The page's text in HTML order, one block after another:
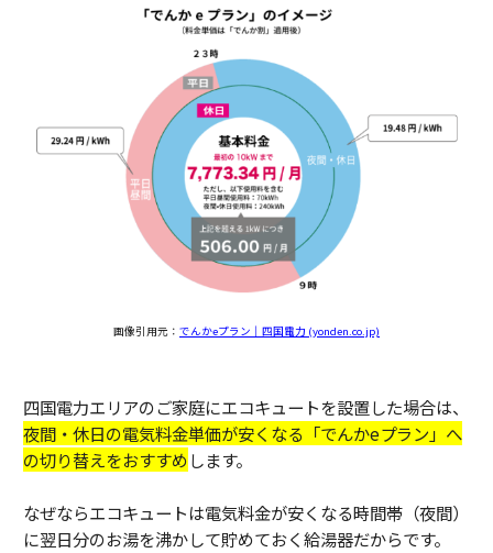
画像引用元： でんかeプラン｜四国電力 (yonden.co.jp)
四国電力エリアのご家庭にエコキュートを設置した場合は、
夜間・休日の電気料金単価が安くなる「でんかeプラン」へ
の切り替えをおすすめ します。
なぜならエコキュートは電気料金が安くなる時間帯（夜間）
に翌日分のお湯を沸かして貯めておく給湯器だからです。